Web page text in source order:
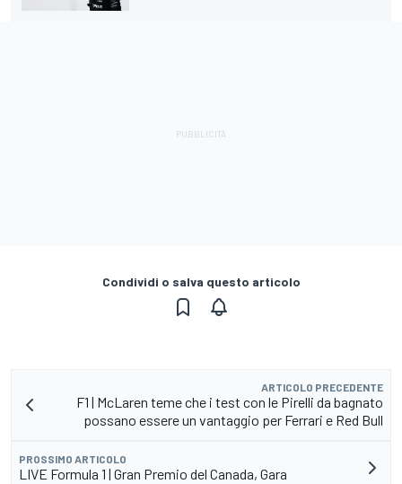
Condividi o salva questo articolo
ARTICOLO PRECEDENTE
F1 | McLaren teme che i test con le Pirelli da bagnato
possano essere un vantaggio per Ferrari e Red Bull
PROSSIMO ARTICOLO
LIVE Formula 1 | Gran Premio del Canada, Gara